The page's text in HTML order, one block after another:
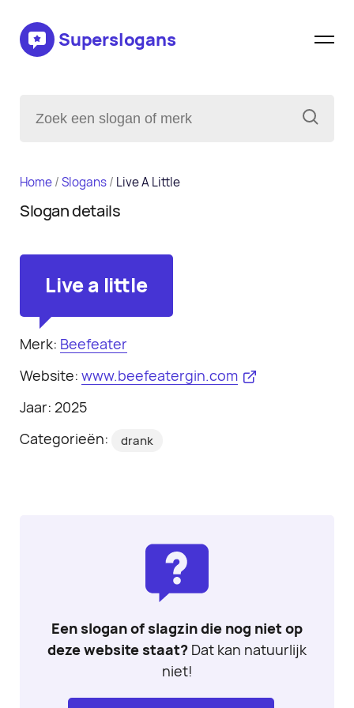
Superslogans
Home/Slogans/ Live A Little
Slogan details
Live a little
Merk: Beefeater
Website: www.beefeatergin.com
Jaar: 2025
Categorieën:
drank
Een slogan of slagzin die nog niet op
deze website staat? Dat kan natuurlijk
niet!